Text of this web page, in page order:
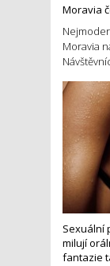
Moravia
Moravia
Sexuální
milují
fantazie